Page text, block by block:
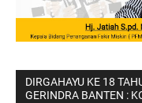
DIRGAHAYU KE 18
GERINDRA BANTEN :